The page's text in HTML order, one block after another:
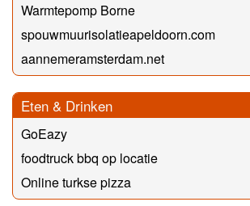
Warmtepomp Borne
spouwmuurisolatieapeldoorn.com
aannemeramsterdam.net
Eten & Drinken
GoEazy
foodtruck bbq op locatie
Online turkse pizza